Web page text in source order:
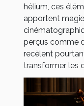
hélium, ces
apportent
perçus comme
recèlent
transformer les